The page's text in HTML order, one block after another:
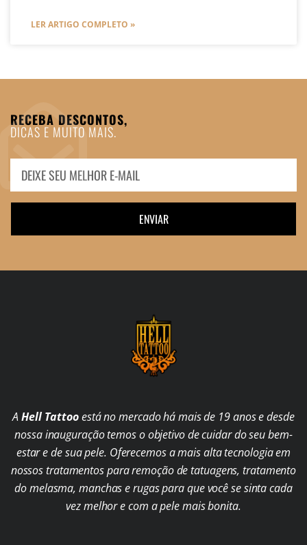
LER ARTIGO COMPLETO »
RECEBA DESCONTOS,
DICAS E MUITO MAIS.
ENVIAR
AHell Tattooestá no mercado há mais de 19 anos e desde
nossa inauguração temos o objetivo de cuidar do seu bem-
estar e de sua pele. Oferecemos a mais alta tecnologia em
nossos tratamentos para remoção de tatuagens, tratamento
do melasma, manchas e rugas para que você se sinta cada
vez melhor e com a pele mais bonita.